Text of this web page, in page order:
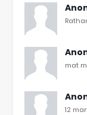
mat
12